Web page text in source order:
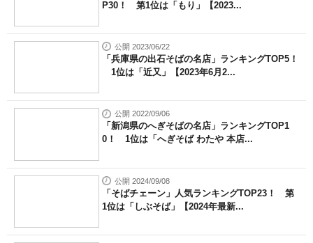
P30！ 第1位は「もり」【2023...
公開 2023/06/22
「兵庫県の出石そばの名店」ランキングTOP5！
1位は「近又」【2023年6月2...
公開 2022/09/06
「新潟県のへぎそばの名店」ランキングTOP1
0！ 1位は「へぎそば わたや 本店...
公開 2024/09/08
「そばチェーン」人気ランキングTOP23！ 第
1位は「しぶそば」【2024年最新...